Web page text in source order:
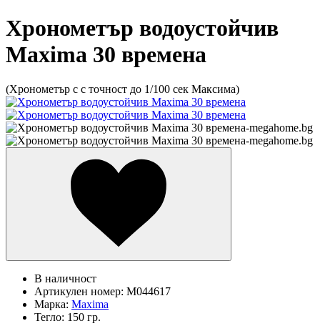
Хронометър водоустойчив
Maxima 30 времена
(Хронометър с с точност до 1/100 сек Максима)
В наличност
Артикулен номер: M044617
Марка: Maxima
Тегло: 150 гр.